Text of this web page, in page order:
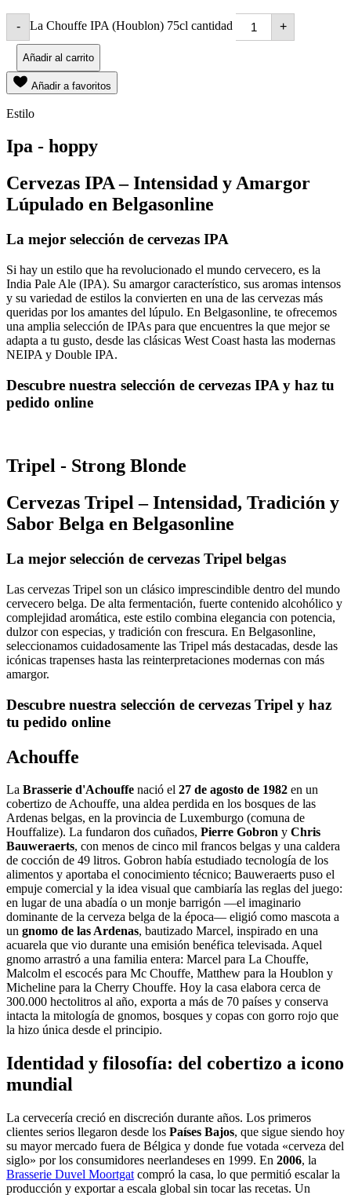
- La Chouffe IPA (Houblon) 75cl cantidad +
Añadir al carrito
Añadir a favoritos
Estilo
Ipa - hoppy
Cervezas IPA – Intensidad y Amargor
Lúpulado en Belgasonline
La mejor selección de cervezas IPA
Si hay un estilo que ha revolucionado el mundo cervecero, es la
India Pale Ale (IPA). Su amargor característico, sus aromas intensos
y su variedad de estilos la convierten en una de las cervezas más
queridas por los amantes del lúpulo. En Belgasonline, te ofrecemos
una amplia selección de IPAs para que encuentres la que mejor se
adapta a tu gusto, desde las clásicas West Coast hasta las modernas
NEIPA y Double IPA.
Descubre nuestra selección de cervezas IPA y haz tu
pedido online
Tripel - Strong Blonde
Cervezas Tripel – Intensidad, Tradición y
Sabor Belga en Belgasonline
La mejor selección de cervezas Tripel belgas
Las cervezas Tripel son un clásico imprescindible dentro del mundo
cervecero belga. De alta fermentación, fuerte contenido alcohólico y
complejidad aromática, este estilo combina elegancia con potencia,
dulzor con especias, y tradición con frescura. En Belgasonline,
seleccionamos cuidadosamente las Tripel más destacadas, desde las
icónicas trapenses hasta las reinterpretaciones modernas con más
amargor.
Descubre nuestra selección de cervezas Tripel y haz
tu pedido online
Achouffe
La Brasserie d'Achouffe nació el 27 de agosto de 1982 en un
cobertizo de Achouffe, una aldea perdida en los bosques de las
Ardenas belgas, en la provincia de Luxemburgo (comuna de
Houffalize). La fundaron dos cuñados, Pierre Gobron y Chris
Bauweraerts, con menos de cinco mil francos belgas y una caldera
de cocción de 49 litros. Gobron había estudiado tecnología de los
alimentos y aportaba el conocimiento técnico; Bauweraerts puso el
empuje comercial y la idea visual que cambiaría las reglas del juego:
en lugar de una abadía o un monje barrigón —el imaginario
dominante de la cerveza belga de la época— eligió como mascota a
un gnomo de las Ardenas, bautizado Marcel, inspirado en una
acuarela que vio durante una emisión benéfica televisada. Aquel
gnomo arrastró a una familia entera: Marcel para La Chouffe,
Malcolm el escocés para Mc Chouffe, Matthew para la Houblon y
Micheline para la Cherry Chouffe. Hoy la casa elabora cerca de
300.000 hectolitros al año, exporta a más de 70 países y conserva
intacta la mitología de gnomos, bosques y copas con gorro rojo que
la hizo única desde el principio.
Identidad y filosofía: del cobertizo a icono
mundial
La cervecería creció en discreción durante años. Los primeros
clientes serios llegaron desde los Países Bajos, que sigue siendo hoy
su mayor mercado fuera de Bélgica y donde fue votada «cerveza del
siglo» por los consumidores neerlandeses en 1999. En 2006, la
Brasserie Duvel Moortgat compró la casa, lo que permitió escalar la
producción y exportar a escala global sin tocar las recetas. Un